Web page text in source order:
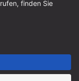
innerhalb
Kasse variieren.